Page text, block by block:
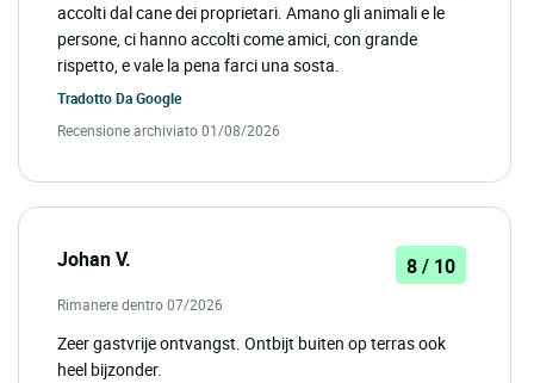
accolti dal cane dei proprietari. Amano gli animali e le
persone, ci hanno accolti come amici, con grande
rispetto, e vale la pena farci una sosta.
Tradotto DaGoogle
Recensione archiviato 01/08/2026
Johan V. 8 / 10
Rimanere dentro 07/2026
Zeer gastvrije ontvangst. Ontbijt buiten op terras ook
heel bijzonder.